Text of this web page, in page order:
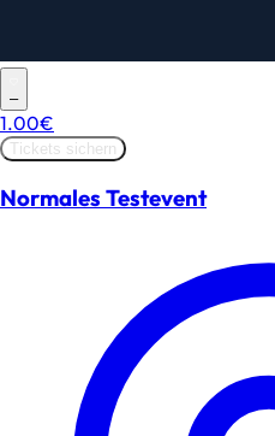
–
1.00€
Tickets sichern
Normales Testevent